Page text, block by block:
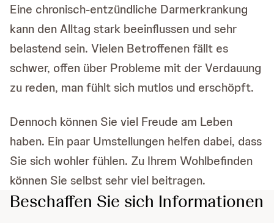
Eine chronisch-entzündliche Darmerkrankung
kann den Alltag stark beeinflussen und sehr
belastend sein. Vielen Betroffenen fällt es
schwer, offen über Probleme mit der Verdauung
zu reden, man fühlt sich mutlos und erschöpft.
Dennoch können Sie viel Freude am Leben
haben. Ein paar Umstellungen helfen dabei, dass
Sie sich wohler fühlen. Zu Ihrem Wohlbefinden
können Sie selbst sehr viel beitragen.
Beschaffen Sie sich Informationen